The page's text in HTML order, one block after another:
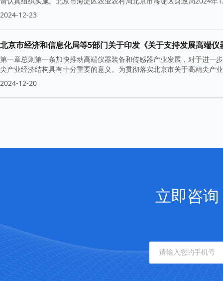
2024-12-23
第一章总则第一条加快推动高端仪器装备和传感器产业发展，对于进一
尖产业经济结构具有十分重要的意义。为贯彻落实北京市关于高精尖产
2024-12-20
立即咨